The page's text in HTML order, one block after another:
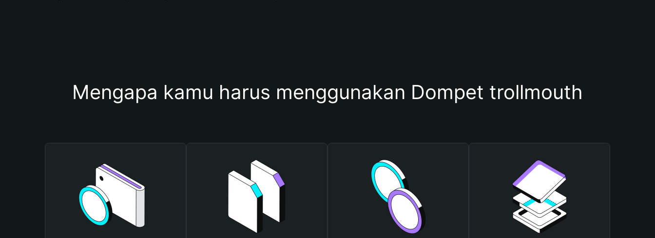
Mengapa kamu harus menggunakan Dompet trollmouth